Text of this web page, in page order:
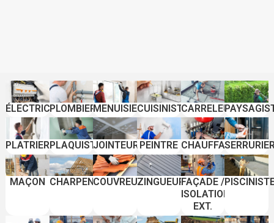
ÉLECTRICIENPLOMBIERMENUISIERCUISINISTECARRELEUR
PLATRIERPLAQUISTEJOINTEUR PEINTRE CHAUFFAGISTE
MAÇON CHARPENTIERCOUVREURZINGUEURFAÇADE /
ISOLATION
EXT.